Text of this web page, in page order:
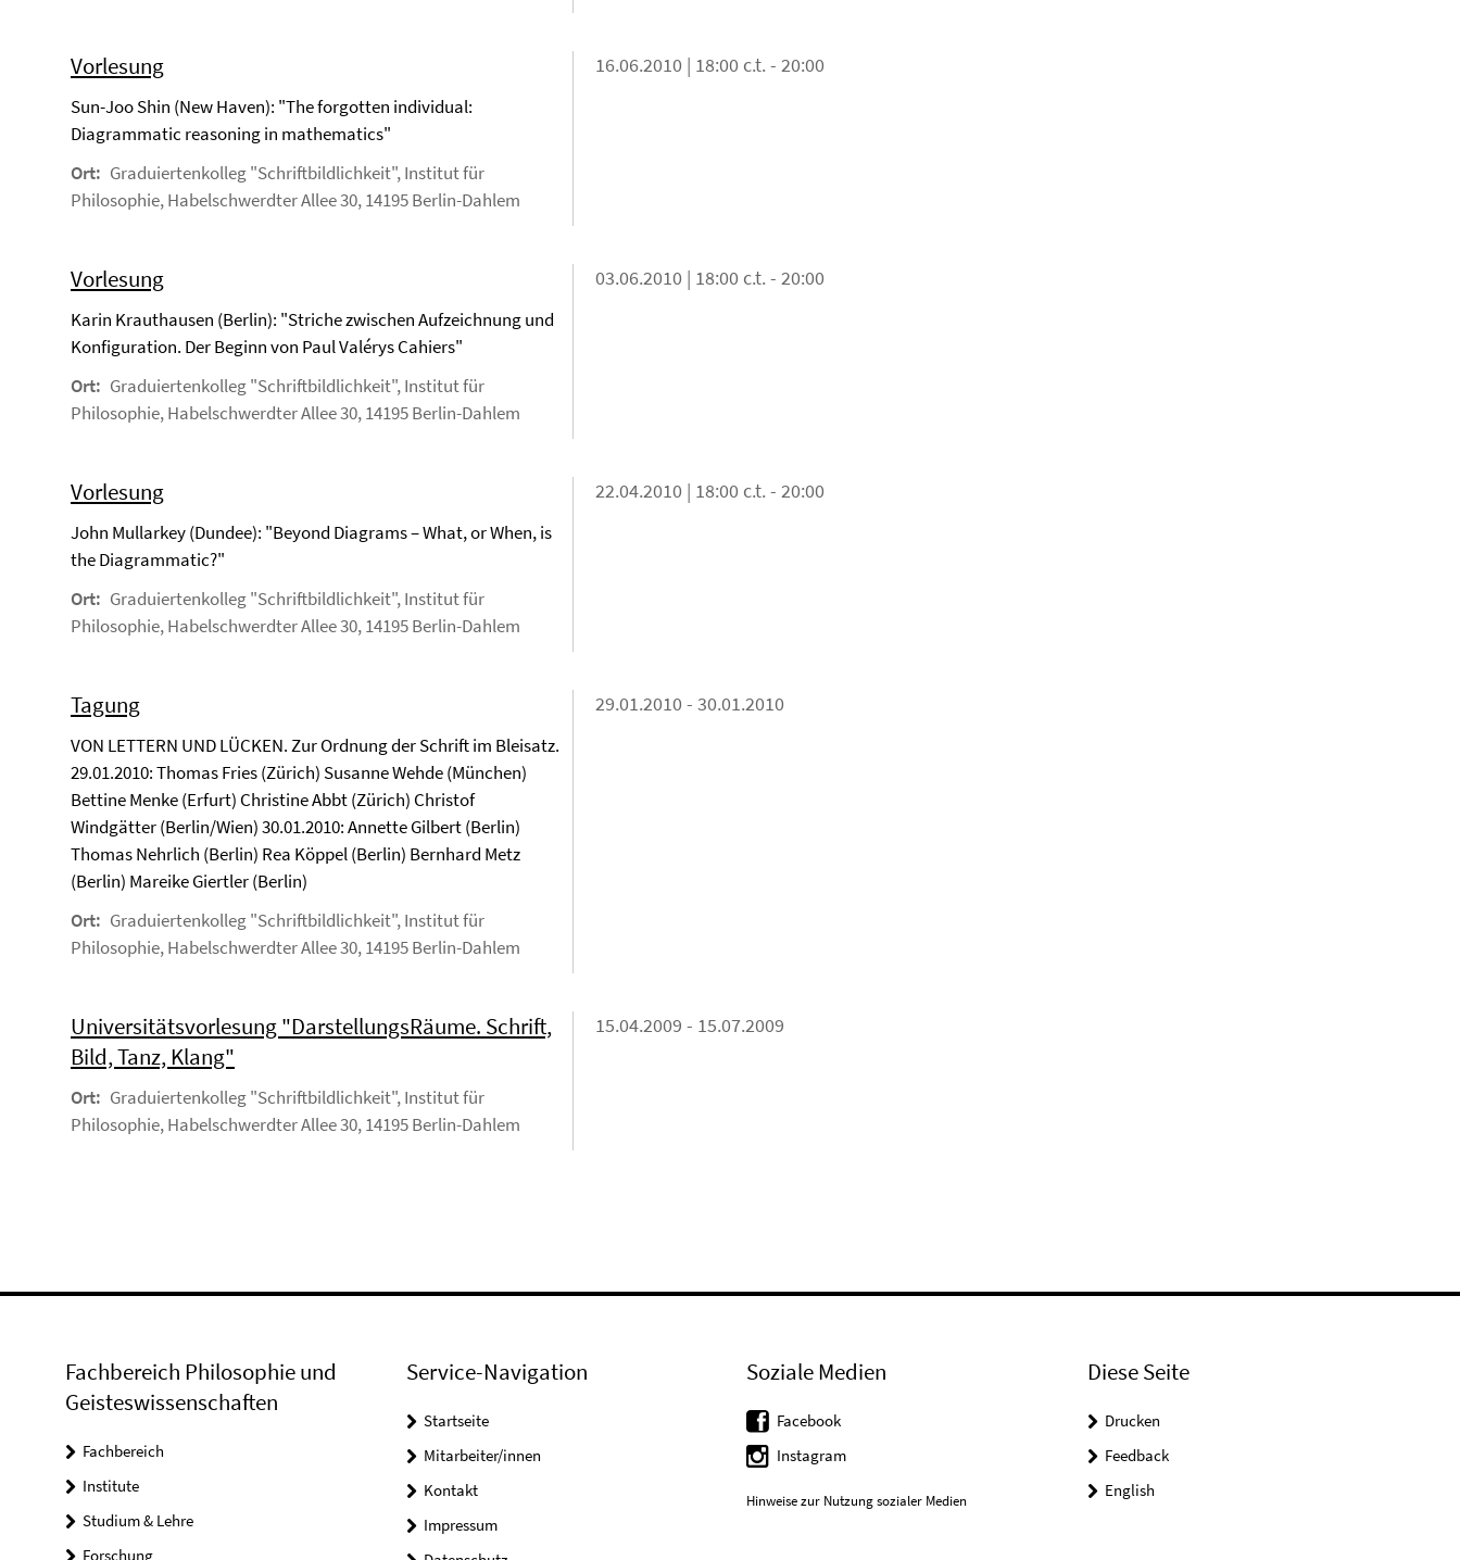
Vorlesung
Sun-Joo Shin (New Haven): "The forgotten individual:
Diagrammatic reasoning in mathematics"
Ort: Graduiertenkolleg "Schriftbildlichkeit", Institut für
Philosophie, Habelschwerdter Allee 30, 14195 Berlin-Dahlem
16.06.2010 | 18:00 c.t. - 20:00
Vorlesung
Karin Krauthausen (Berlin): "Striche zwischen Aufzeichnung und
Konfiguration. Der Beginn von Paul Valérys Cahiers"
Ort: Graduiertenkolleg "Schriftbildlichkeit", Institut für
Philosophie, Habelschwerdter Allee 30, 14195 Berlin-Dahlem
03.06.2010 | 18:00 c.t. - 20:00
Vorlesung
John Mullarkey (Dundee): "Beyond Diagrams – What, or When, is
the Diagrammatic?"
Ort: Graduiertenkolleg "Schriftbildlichkeit", Institut für
Philosophie, Habelschwerdter Allee 30, 14195 Berlin-Dahlem
22.04.2010 | 18:00 c.t. - 20:00
Tagung
VON LETTERN UND LÜCKEN. Zur Ordnung der Schrift im Bleisatz.
29.01.2010: Thomas Fries (Zürich) Susanne Wehde (München)
Bettine Menke (Erfurt) Christine Abbt (Zürich) Christof
Windgätter (Berlin/Wien) 30.01.2010: Annette Gilbert (Berlin)
Thomas Nehrlich (Berlin) Rea Köppel (Berlin) Bernhard Metz
(Berlin) Mareike Giertler (Berlin)
Ort: Graduiertenkolleg "Schriftbildlichkeit", Institut für
Philosophie, Habelschwerdter Allee 30, 14195 Berlin-Dahlem
29.01.2010 - 30.01.2010
Universitätsvorlesung "DarstellungsRäume. Schrift,
Bild, Tanz, Klang"
Ort: Graduiertenkolleg "Schriftbildlichkeit", Institut für
Philosophie, Habelschwerdter Allee 30, 14195 Berlin-Dahlem
15.04.2009 - 15.07.2009
Fachbereich Philosophie und
Geisteswissenschaften
Fachbereich
Institute
Studium & Lehre
Forschung
Service-Navigation
Startseite
Mitarbeiter/innen
Kontakt
Impressum
Soziale Medien
Facebook
Instagram
Hinweise zur Nutzung sozialer Medien
Diese Seite
Drucken
Feedback
English